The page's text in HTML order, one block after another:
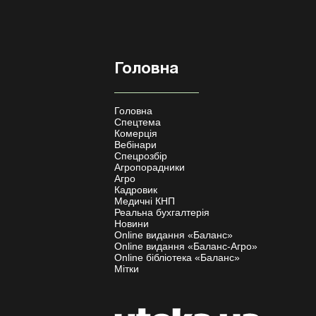
Головна
Головна
Спецтема
Комерція
Вебінари
Спецрозбір
Агропорадники
Агро
Кадровик
Медичні КНП
Реальна бухгалтерія
Новини
Online видання «Баланс»
Online видання «Баланс-Агро»
Online бібліотека «Баланс»
Мітки